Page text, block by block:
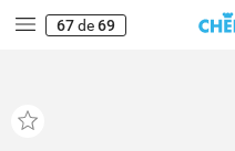
67de69